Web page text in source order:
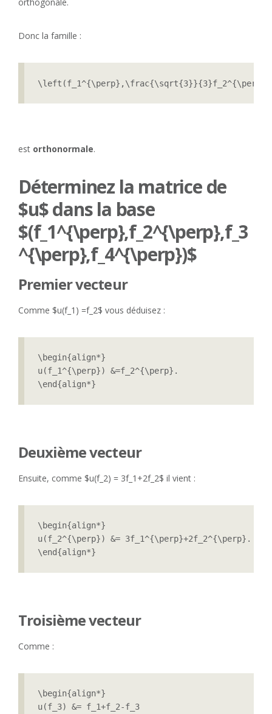
Donc la famille :
est orthonormale.
Déterminez la matrice de
$u$ dans la base
$(f_1^{\perp},f_2^{\perp},f_3
^{\perp},f_4^{\perp})$
Premier vecteur
Comme $u(f_1) =f_2$ vous déduisez :
\begin{align*}
u(f_1^{\perp}) &=f_2^{\perp}.
\end{align*}
Deuxième vecteur
Ensuite, comme $u(f_2) = 3f_1+2f_2$ il vient :
\begin{align*}
u(f_2^{\perp}) &= 3f_1^{\perp}+2f_2^{\perp}.
\end{align*}
Troisième vecteur
Comme :
\begin{align*}
u(f_3) &= f_1+f_2-f_3